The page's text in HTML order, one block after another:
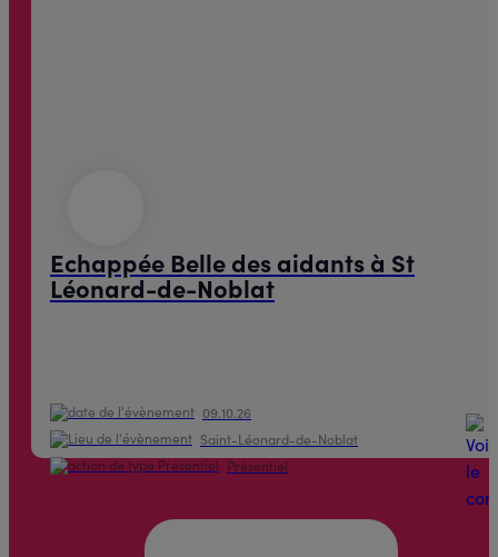
Echappée Belle des aidants à St
Léonard-de-Noblat
09.10.26
Saint-Léonard-de-Noblat
Présentiel